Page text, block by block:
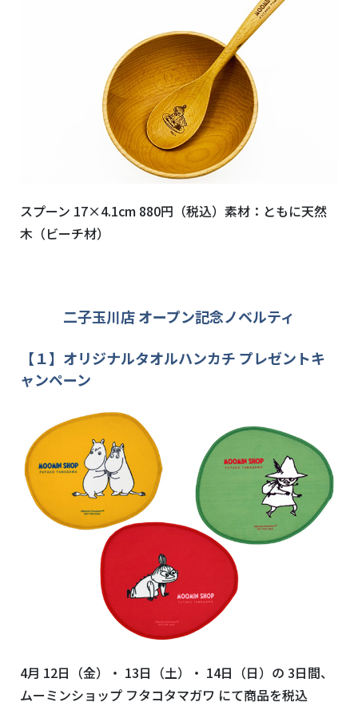
スプーン 17×4.1cm 880円（税込）素材：ともに天然
木（ビーチ材）
二子玉川店 オープン記念ノベルティ
【１】オリジナルタオルハンカチ プレゼントキ
ャンペーン
4月 12日（金）・ 13日（土）・ 14日（日）の 3日間、
ムーミンショップ フタコタマガワ にて商品を税込